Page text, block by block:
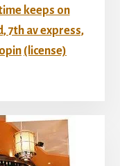
keeps on
7th av express,
(license)